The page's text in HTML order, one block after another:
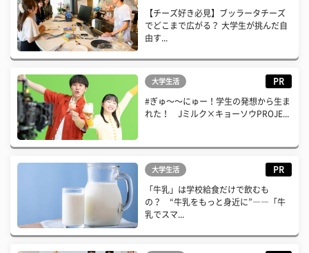
【チーズ好き必見】ブッラータチーズ
でどこまで広がる？ 大学生が挑んだ自
由す...
大学生活 PR
#ぎゅ〜〜にゅー！学生の発想から生ま
れた！ Jミルク×キョーソウPROJE...
大学生活 PR
「牛乳」は学校給食だけで飲むも
の？ “牛乳をもっと身近に”――「牛
乳でスマ...